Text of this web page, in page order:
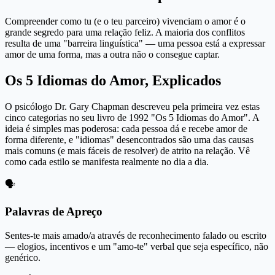
Compreender como tu (e o teu parceiro) vivenciam o amor é o
grande segredo para uma relação feliz. A maioria dos conflitos
resulta de uma "barreira linguística" — uma pessoa está a expressar
amor de uma forma, mas a outra não o consegue captar.
Os 5 Idiomas do Amor, Explicados
O psicólogo Dr. Gary Chapman descreveu pela primeira vez estas
cinco categorias no seu livro de 1992 "Os 5 Idiomas do Amor". A
ideia é simples mas poderosa: cada pessoa dá e recebe amor de
forma diferente, e "idiomas" desencontrados são uma das causas
mais comuns (e mais fáceis de resolver) de atrito na relação. Vê
como cada estilo se manifesta realmente no dia a dia.
🗣️
Palavras de Apreço
Sentes-te mais amado/a através de reconhecimento falado ou escrito
— elogios, incentivos e um "amo-te" verbal que seja específico, não
genérico.